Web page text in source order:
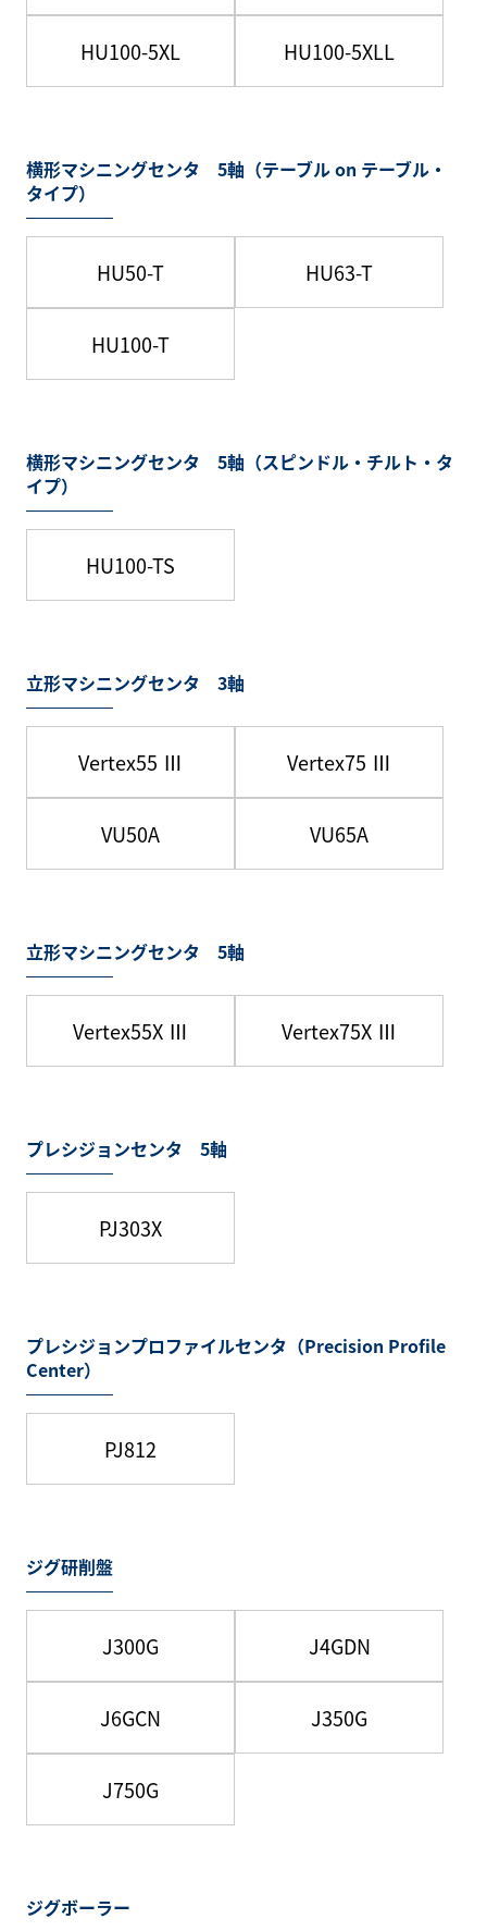
HU100-5XL HU100-5XLL
横形マシニングセンタ 5軸（テーブル on テーブル・
タイプ）
HU50-T HU63-T
HU100-T
横形マシニングセンタ 5軸（スピンドル・チルト・タ
イプ）
HU100-TS
立形マシニングセンタ 3軸
Vertex55 Ⅲ Vertex75 Ⅲ
VU50A VU65A
立形マシニングセンタ 5軸
Vertex55X Ⅲ Vertex75X Ⅲ
プレシジョンセンタ 5軸
PJ303X
プレシジョンプロファイルセンタ（Precision Profile
Center）
PJ812
ジグ研削盤
J300G J4GDN
J6GCN J350G
J750G
ジグボーラー